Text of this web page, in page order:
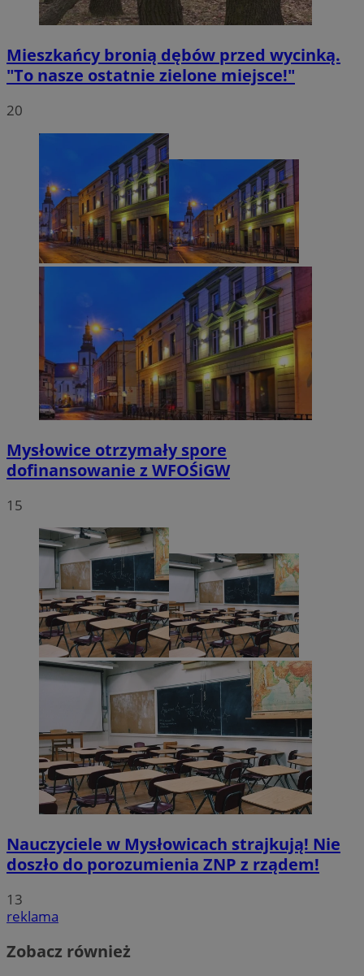
Mieszkańcy bronią dębów przed wycinką.
"To nasze ostatnie zielone miejsce!"
20
Mysłowice otrzymały spore
dofinansowanie z WFOŚiGW
15
Nauczyciele w Mysłowicach strajkują! Nie
doszło do porozumienia ZNP z rządem!
13
reklama
Zobacz również